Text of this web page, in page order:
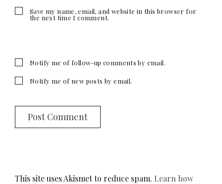
Save my name, email, and website in this browser for
the next time I comment.
Notify me of follow-up comments by email.
Notify me of new posts by email.
This site uses Akismet to reduce spam. Learn how